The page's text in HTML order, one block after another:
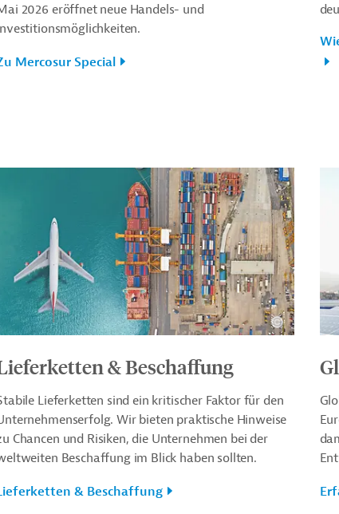
2026 eröffnet neue Handels- und
Mercosur Special
& Beschaffung
Lieferketten sind ein kritischer Faktor für den
Wir bieten praktische Hinweise
Chancen und Risiken, die Unternehmen bei der
Beschaffung im Blick haben sollten.
& Beschaffung